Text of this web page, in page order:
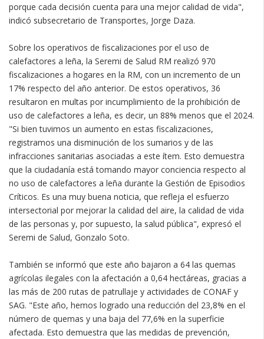
porque cada decisión cuenta para una mejor calidad de vida",
indicó subsecretario de Transportes, Jorge Daza.
Sobre los operativos de fiscalizaciones por el uso de
calefactores a leña, la Seremi de Salud RM realizó 970
fiscalizaciones a hogares en la RM, con un incremento de un
17% respecto del año anterior. De estos operativos, 36
resultaron en multas por incumplimiento de la prohibición de
uso de calefactores a leña, es decir, un 88% menos que el 2024.
"Si bien tuvimos un aumento en estas fiscalizaciones,
registramos una disminución de los sumarios y de las
infracciones sanitarias asociadas a este ítem. Esto demuestra
que la ciudadanía está tomando mayor conciencia respecto al
no uso de calefactores a leña durante la Gestión de Episodios
Críticos. Es una muy buena noticia, que refleja el esfuerzo
intersectorial por mejorar la calidad del aire, la calidad de vida
de las personas y, por supuesto, la salud pública", expresó el
Seremi de Salud, Gonzalo Soto.
También se informó que este año bajaron a 64 las quemas
agrícolas ilegales con la afectación a 0,64 hectáreas, gracias a
las más de 200 rutas de patrullaje y actividades de CONAF y
SAG. "Este año, hemos logrado una reducción del 23,8% en el
número de quemas y una baja del 77,6% en la superficie
afectada. Esto demuestra que las medidas de prevención,